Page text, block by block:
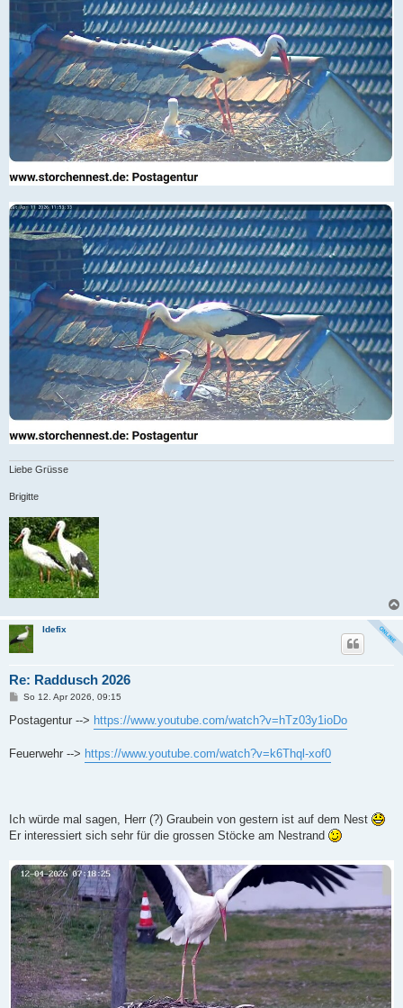
Liebe Grüsse
Brigitte
Idefix
Re: Raddusch 2026
B
i
a
g
So 12. Apr 2026, 09:15
Postagentur --> https://www.youtube.com/watch?v=hTz03y1ioDo
Feuerwehr --> https://www.youtube.com/watch?v=k6Thql-xof0
Ich würde mal sagen, Herr (?) Graubein von gestern ist auf dem Nest
Er interessiert sich sehr für die grossen Stöcke am Nestrand